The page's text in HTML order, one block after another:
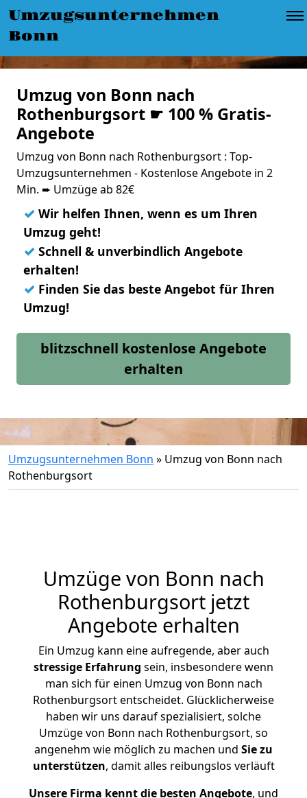
Umzugsunternehmen
Bonn
Umzug von Bonn nach
Rothenburgsort ☛ 100 % Gratis-
Angebote
Umzug von Bonn nach Rothenburgsort : Top-
Umzugsunternehmen - Kostenlose Angebote in 2
Min. ➨ Umzüge ab 82€
✓ Wir helfen Ihnen, wenn es um Ihren
Umzug geht!
✓ Schnell & unverbindlich Angebote
erhalten!
✓ Finden Sie das beste Angebot für Ihren
Umzug!
blitzschnell kostenlose Angebote
erhalten
Umzugsunternehmen Bonn » Umzug von Bonn nach
Rothenburgsort
Umzüge von Bonn nach
Rothenburgsort jetzt
Angebote erhalten
Ein Umzug kann eine aufregende, aber auch
stressige Erfahrung sein, insbesondere wenn
man sich für einen Umzug von Bonn nach
Rothenburgsort entscheidet. Glücklicherweise
haben wir uns darauf spezialisiert, solche
Umzüge von Bonn nach Rothenburgsort, so
angenehm wie möglich zu machen und Sie zu
unterstützen, damit alles reibungslos verläuft
Unsere Firma kennt die besten Angebote, und